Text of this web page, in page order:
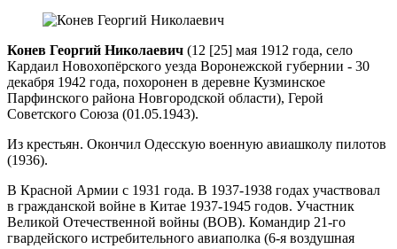
Конев Георгий Николаевич (12 [25] мая 1912 года, село
Кардаил Новохопёрского уезда Воронежской губернии - 30
декабря 1942 года, похоронен в деревне Кузминское
Парфинского района Новгородской области), Герой
Советского Союза (01.05.1943).
Из крестьян. Окончил Одесскую военную авиашколу пилотов
(1936).
В Красной Армии с 1931 года. В 1937-1938 годах участвовал
в гражданской войне в Китае 1937-1945 годов. Участник
Великой Отечественной войны (ВОВ). Командир 21-го
гвардейского истребительного авиаполка (6-я воздушная